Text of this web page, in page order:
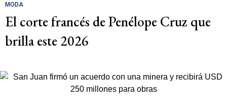
MODA
El corte francés de Penélope Cruz que
brilla este 2026